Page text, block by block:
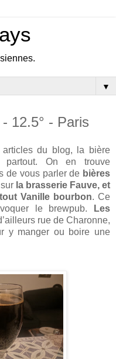
▼
12.5° - Paris
du blog, la bière
partout. On en trouve
de vous parler de bières
la brasserie Fauve, et
Vanille bourbon. Ce
le brewpub.
Les
rue de Charonne,
y manger ou boire une